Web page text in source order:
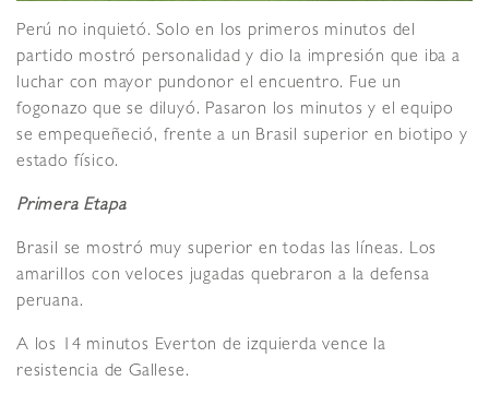
Perú no inquietó. Solo en los primeros minutos del
partido mostró personalidad y dio la impresión que iba a
luchar con mayor pundonor el encuentro. Fue un
fogonazo que se diluyó. Pasaron los minutos y el equipo
se empequeñeció, frente a un Brasil superior en biotipo y
estado físico.
Primera Etapa
Brasil se mostró muy superior en todas las líneas. Los
amarillos con veloces jugadas quebraron a la defensa
peruana.
A los 14 minutos Everton de izquierda vence la
resistencia de Gallese.